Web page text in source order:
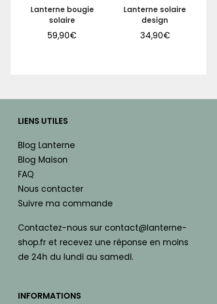
Lanterne bougie
solaire
59,90€
Lanterne solaire
design
34,90€
LIENS UTILES
Blog Lanterne
Blog Maison
FAQ
Nous contacter
Suivre ma commande
Contactez-nous sur contact@lanterne-
shop.fr et recevez une réponse en moins
de 24h du lundi au samedi.
INFORMATIONS